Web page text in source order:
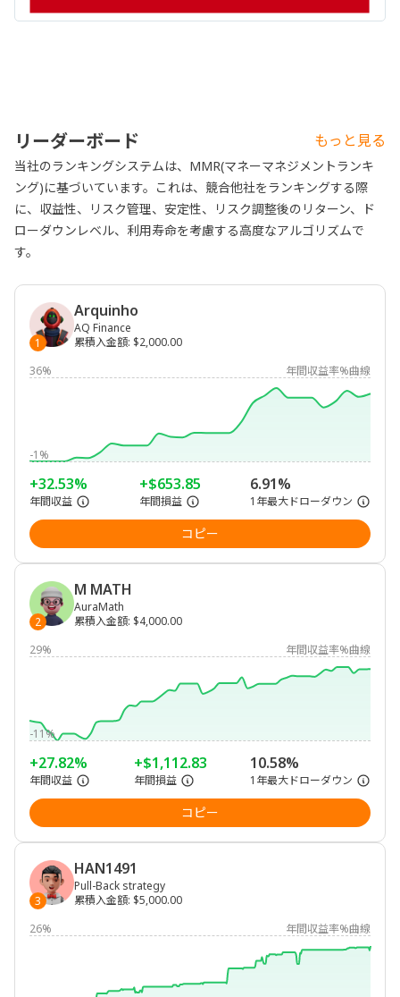
リーダーボード もっと見る
当社のランキングシステムは、MMR(マネーマネジメントランキ
ング)に基づいています。これは、競合他社をランキングする際
に、収益性、リスク管理、安定性、リスク調整後のリターン、ド
ローダウンレベル、利用寿命を考慮する高度なアルゴリズムで
す。
1
Arquinho
AQ Finance
累積入金額: $2,000.00
36%
年間収益率%曲線
-1%
+32.53%
年間収益
+$653.85
年間損益
6.91%
1年最大ドローダウン
コピー
2
M MATH
AuraMath
累積入金額: $4,000.00
29%
年間収益率%曲線
-11%
+27.82%
年間収益
+$1,112.83
年間損益
10.58%
1年最大ドローダウン
コピー
3
HAN1491
Pull-Back strategy
累積入金額: $5,000.00
26%
年間収益率%曲線